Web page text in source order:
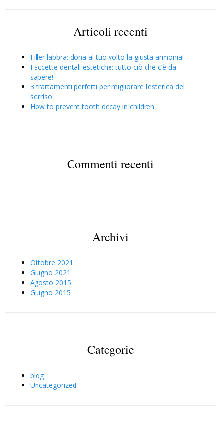
Articoli recenti
Filler labbra: dona al tuo volto la giusta armonia!
Faccette dentali estetiche: tutto ciò che c’è da
sapere!
3 trattamenti perfetti per migliorare l’estetica del
sorriso
How to prevent tooth decay in children
Commenti recenti
Archivi
Ottobre 2021
Giugno 2021
Agosto 2015
Giugno 2015
Categorie
blog
Uncategorized